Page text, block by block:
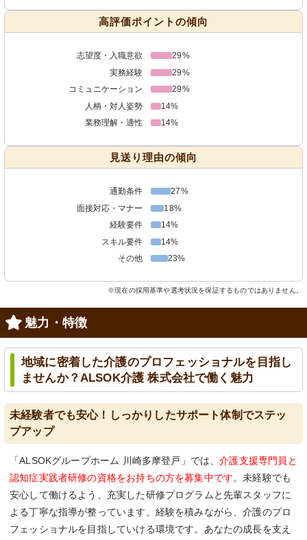
高評価ポイントの傾向
志望度・入職意欲
29%
実務経験
29%
コミュニケーション
29%
人柄・対人姿勢
14%
業務理解・適性
14%
見送り理由の傾向
通勤条件
27%
面接対応・マナー
18%
経験要件
14%
スキル要件
14%
その他
23%
※現在の採用基準や選考状況を保証するものではありません。
魅力・特徴
地域に密着した介護のプロフェッショナルを目指し
ませんか？ALSOK介護 株式会社で働く魅力
未経験者でも安心！しっかりしたサポート体制でステッ
プアップ
「ALSOKグループホーム 川崎多摩登戸」では、介護支援専門員と
認知症実践者研修の資格をお持ちの方を募集中です。未経験でも
安心して働けるよう、充実した研修プログラムと先輩スタッフに
よる丁寧な指導が整っています。経験を積みながら、介護のプロ
フェッショナルを目指していける環境です。あなたの成長を支え